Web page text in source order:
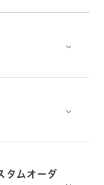
⌵
⌵
タムオーダ